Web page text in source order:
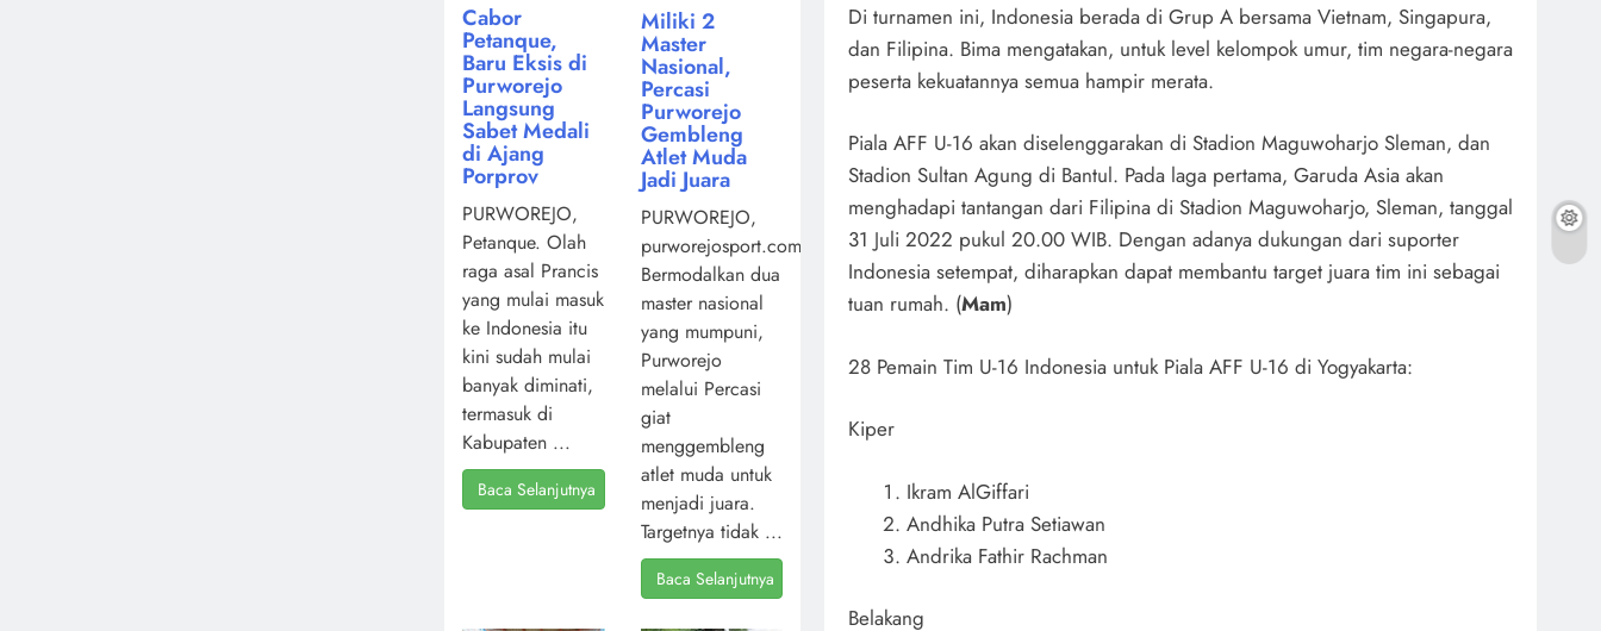
Di turnamen ini, Indonesia berada di Grup A bersama Vietnam, Singapura,
dan Filipina. Bima mengatakan, untuk level kelompok umur, tim negara-negara
peserta kekuatannya semua hampir merata.
Piala AFF U-16 akan diselenggarakan di Stadion Maguwoharjo Sleman, dan
Stadion Sultan Agung di Bantul. Pada laga pertama, Garuda Asia akan
menghadapi tantangan dari Filipina di Stadion Maguwoharjo, Sleman, tanggal
31 Juli 2022 pukul 20.00 WIB. Dengan adanya dukungan dari suporter
Indonesia setempat, diharapkan dapat membantu target juara tim ini sebagai
tuan rumah. (Mam)
28 Pemain Tim U-16 Indonesia untuk Piala AFF U-16 di Yogyakarta:
Kiper
Ikram AlGiffari
Andhika Putra Setiawan
Andrika Fathir Rachman
Belakang
Cabor
Petanque,
Baru Eksis di
Purworejo
Langsung
Sabet Medali
di Ajang
Porprov
PURWOREJO,
Petanque. Olah
raga asal Prancis
yang mulai masuk
ke Indonesia itu
kini sudah mulai
banyak diminati,
termasuk di
Kabupaten ...
Baca Selanjutnya
Miliki 2
Master
Nasional,
Percasi
Purworejo
Gembleng
Atlet Muda
Jadi Juara
PURWOREJO,
purworejosport.com,
Bermodalkan dua
master nasional
yang mumpuni,
Purworejo
melalui Percasi
giat
menggembleng
atlet muda untuk
menjadi juara.
Targetnya tidak ...
Baca Selanjutnya